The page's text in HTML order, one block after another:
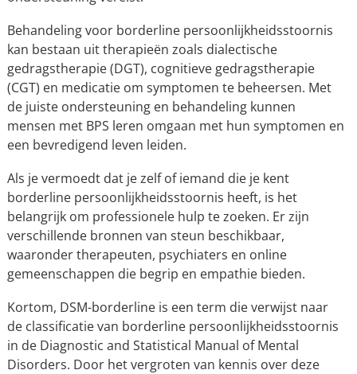
Behandeling voor borderline persoonlijkheidsstoornis
kan bestaan uit therapieën zoals dialectische
gedragstherapie (DGT), cognitieve gedragstherapie
(CGT) en medicatie om symptomen te beheersen. Met
de juiste ondersteuning en behandeling kunnen
mensen met BPS leren omgaan met hun symptomen en
een bevredigend leven leiden.
Als je vermoedt dat je zelf of iemand die je kent
borderline persoonlijkheidsstoornis heeft, is het
belangrijk om professionele hulp te zoeken. Er zijn
verschillende bronnen van steun beschikbaar,
waaronder therapeuten, psychiaters en online
gemeenschappen die begrip en empathie bieden.
Kortom, DSM-borderline is een term die verwijst naar
de classificatie van borderline persoonlijkheidsstoornis
in de Diagnostic and Statistical Manual of Mental
Disorders. Door het vergroten van kennis over deze